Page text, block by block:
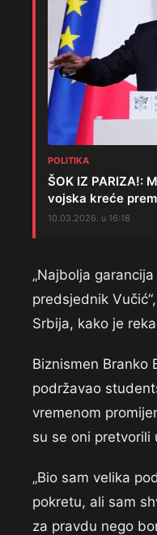
POLITIKA
ŠOK IZ PARIZA!:
vojska kreće
10.03.2026. u 16:18
„Najbolja
predsjednik
Srbija, kako je
Biznismen Branko
podržavao
vremenom
su se oni pretvorili
„Bio sam velika
pokretu, ali sam
za pravdu nego